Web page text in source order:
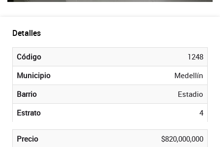
Detalles
Código
1248
Municipio
Medellín
Barrio
Estadio
Estrato
4
Precio
$820,000,000